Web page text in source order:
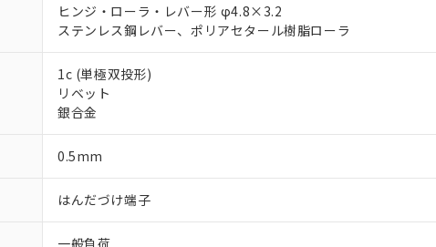
ヒンジ・ローラ・レバー形 φ4.8×3.2
ステンレス鋼レバー、ポリアセタール樹脂ローラ
1c (単極双投形)
リベット
銀合金
0.5mm
はんだづけ端子
一般負荷